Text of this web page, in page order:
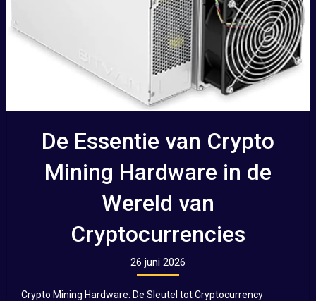
De Essentie van Crypto
Mining Hardware in de
Wereld van
Cryptocurrencies
26 juni 2026
Crypto Mining Hardware: De Sleutel tot Cryptocurrency